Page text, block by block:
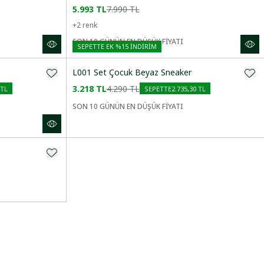
5.993 TL7.990 TL
+2 renk
SON 10 GÜNÜN EN DÜŞÜK FİYATI
SEPETTE EK %15 İNDIRIM
L001 Set Çocuk Beyaz Sneaker
3.218 TL4.290 TL SEPETTE2.735,30 TL
SON 10 GÜNÜN EN DÜŞÜK FİYATI